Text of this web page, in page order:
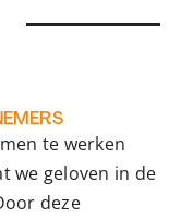
te werken
we geloven in de
deze